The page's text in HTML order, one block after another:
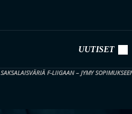
UUTISET
SAKSALAISVÄRIÄ F-LIIGAAN – JYMY